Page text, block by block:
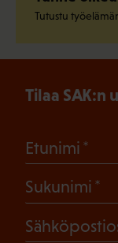
Tutustu
Tilaa SAK:n
Etunimi
Sukunimi